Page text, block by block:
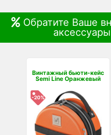
Обратите Ваше
Винтажный бьюти-кейс
Semi Line Оранжевый
-20%